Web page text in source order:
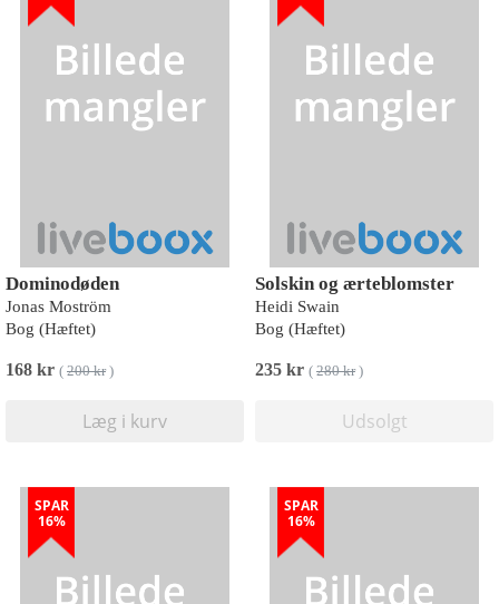
Dominodøden
Jonas Moström
Bog (Hæftet)
168 kr ( 200 kr)
Læg i kurv
Solskin og ærteblomster
Heidi Swain
Bog (Hæftet)
235 kr ( 280 kr)
Udsolgt
SPAR
16%
SPAR
16%